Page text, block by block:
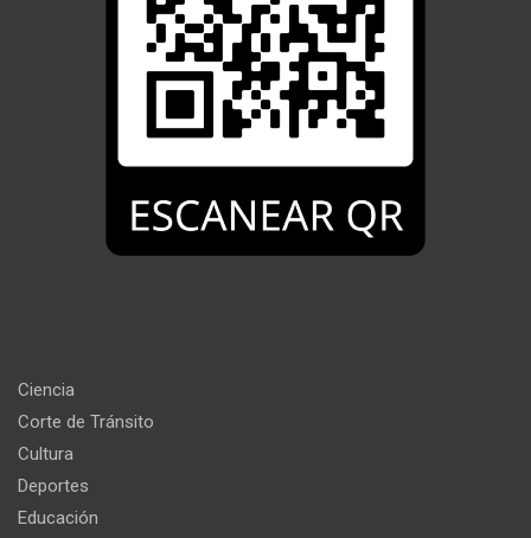
Ciencia
Corte de Tránsito
Cultura
Deportes
Educación